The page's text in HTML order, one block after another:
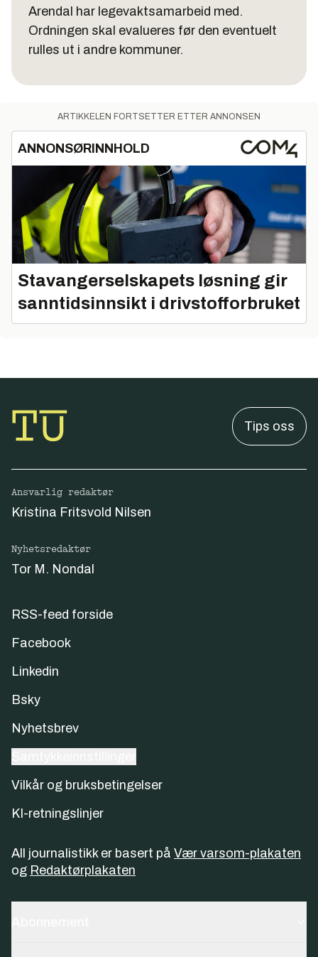
Arendal har legevaktsamarbeid med.
Ordningen skal evalueres før den eventuelt
rulles ut i andre kommuner.
ARTIKKELEN FORTSETTER ETTER ANNONSEN
ANNONSØRINNHOLD
Stavangerselskapets løsning gir
sanntidsinnsikt i drivstofforbruket
Tips oss
Ansvarlig redaktør
Kristina Fritsvold Nilsen
Nyhetsredaktør
Tor M. Nondal
RSS-feed forside
Facebook
Linkedin
Bsky
Nyhetsbrev
Vilkår og bruksbetingelser
KI-retningslinjer
All journalistikk er basert på Vær varsom-plakaten
og Redaktørplakaten